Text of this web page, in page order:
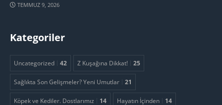
TEMMUZ 9, 2026
Kategoriler
Uncategorized 42 Z Kuşağına Dikkat! 25
Sağlıkta Son Gelişmeler? Yeni Umutlar 21
Köpek ve Kediler. Dostlarımız 14 Hayatın İçinden 14